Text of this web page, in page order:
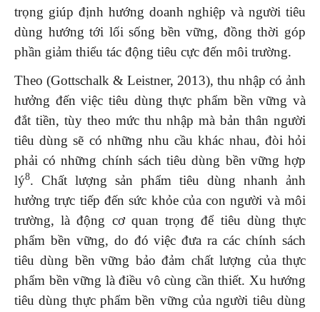
trọng giúp định hướng doanh nghiệp và người tiêu
dùng hướng tới lối sống bền vững, đồng thời góp
phần giảm thiểu tác động tiêu cực đến môi trường.
Theo (Gottschalk & Leistner, 2013), thu nhập có ảnh
hưởng đến việc tiêu dùng thực phẩm bền vững và
đắt tiền, tùy theo mức thu nhập mà bản thân người
tiêu dùng sẽ có những nhu cầu khác nhau, đòi hỏi
phải có những chính sách tiêu dùng bền vững hợp
lý8. Chất lượng sản phẩm tiêu dùng nhanh ảnh
hưởng trực tiếp đến sức khỏe của con người và môi
trường, là động cơ quan trọng để tiêu dùng thực
phẩm bền vững, do đó việc đưa ra các chính sách
tiêu dùng bền vững bảo đảm chất lượng của thực
phẩm bền vững là điều vô cùng cần thiết. Xu hướng
tiêu dùng thực phẩm bền vững của người tiêu dùng